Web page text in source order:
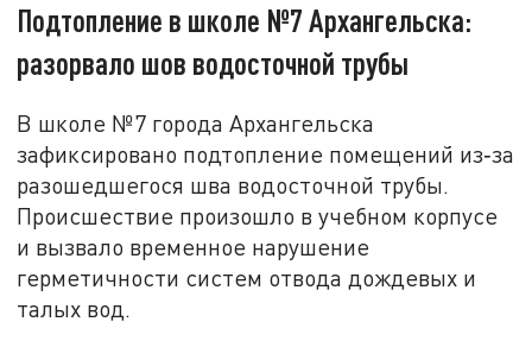
Подтопление в школе №7 Архангельска:
разорвало шов водосточной трубы
В школе №7 города Архангельска
зафиксировано подтопление помещений из‑за
разошедшегося шва водосточной трубы.
Происшествие произошло в учебном корпусе
и вызвало временное нарушение
герметичности систем отвода дождевых и
талых вод.